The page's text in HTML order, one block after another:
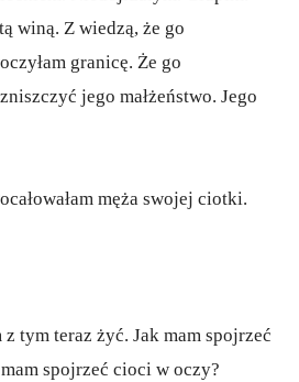
winą. Z wiedzą, że go
granicę. Że go
jego małżeństwo. Jego
męża swojej ciotki.
tym teraz żyć. Jak mam spojrzeć
spojrzeć cioci w oczy?